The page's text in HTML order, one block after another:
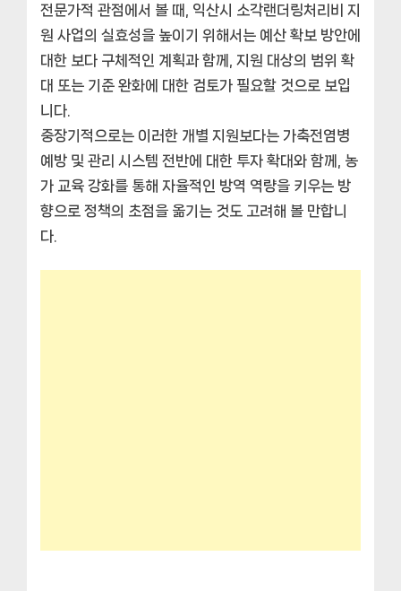
전문가적 관점에서 볼 때, 익산시 소각랜더링처리비 지
원 사업의 실효성을 높이기 위해서는 예산 확보 방안에
대한 보다 구체적인 계획과 함께, 지원 대상의 범위 확
대 또는 기준 완화에 대한 검토가 필요할 것으로 보입
니다.
중장기적으로는 이러한 개별 지원보다는 가축전염병
예방 및 관리 시스템 전반에 대한 투자 확대와 함께, 농
가 교육 강화를 통해 자율적인 방역 역량을 키우는 방
향으로 정책의 초점을 옮기는 것도 고려해 볼 만합니
다.